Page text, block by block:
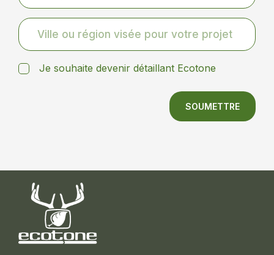
Je souhaite devenir détaillant Ecotone
SOUMETTRE